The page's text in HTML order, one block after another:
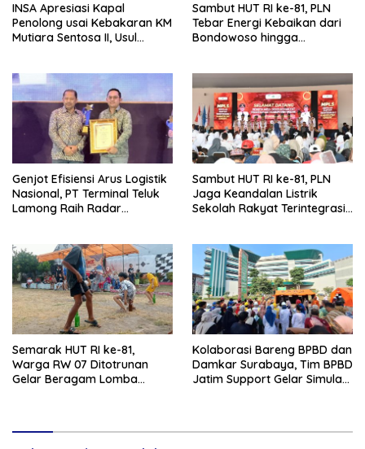
INSA Apresiasi Kapal
Penolong usai Kebakaran KM
Mutiara Sentosa II, Usul
Sambut HUT RI ke-81, PLN
Tebar Energi Kebaikan dari
Bondowoso hingga
Genjot Efisiensi Arus Logistik
Nasional, PT Terminal Teluk
Lamong Raih Radar
Sambut HUT RI ke-81, PLN
Jaga Keandalan Listrik
Sekolah Rakyat Terintegrasi 1
Semarak HUT RI ke-81,
Warga RW 07 Ditotrunan
Gelar Beragam Lomba
Kolaborasi Bareng BPBD dan
Damkar Surabaya, Tim BPBD
Jatim Support Gelar Simulasi